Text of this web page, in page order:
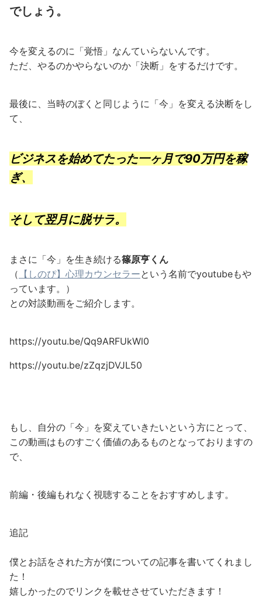
でしょう。
今を変えるのに「覚悟」なんていらないんです。
ただ、やるのかやらないのか「決断」をするだけです。
最後に、当時のぼくと同じように「今」を変える決断をし
て、
ビジネスを始めてたった一ヶ月で90万円を稼
ぎ、
そして翌月に脱サラ。
まさに「今」を生き続ける篠原亨くん
（ 【しのぴ】心理カウンセラーという名前でyoutubeもや
っています。）
との対談動画をご紹介します。
https://youtu.be/Qq9ARFUkWl0
https://youtu.be/zZqzjDVJL50
もし、自分の「今」を変えていきたいという方にとって、
この動画はものすごく価値のあるものとなっておりますの
で、
前編・後編もれなく視聴することをおすすめします。
追記
僕とお話をされた方が僕についての記事を書いてくれまし
た！
嬉しかったのでリンクを載せさせていただきます！